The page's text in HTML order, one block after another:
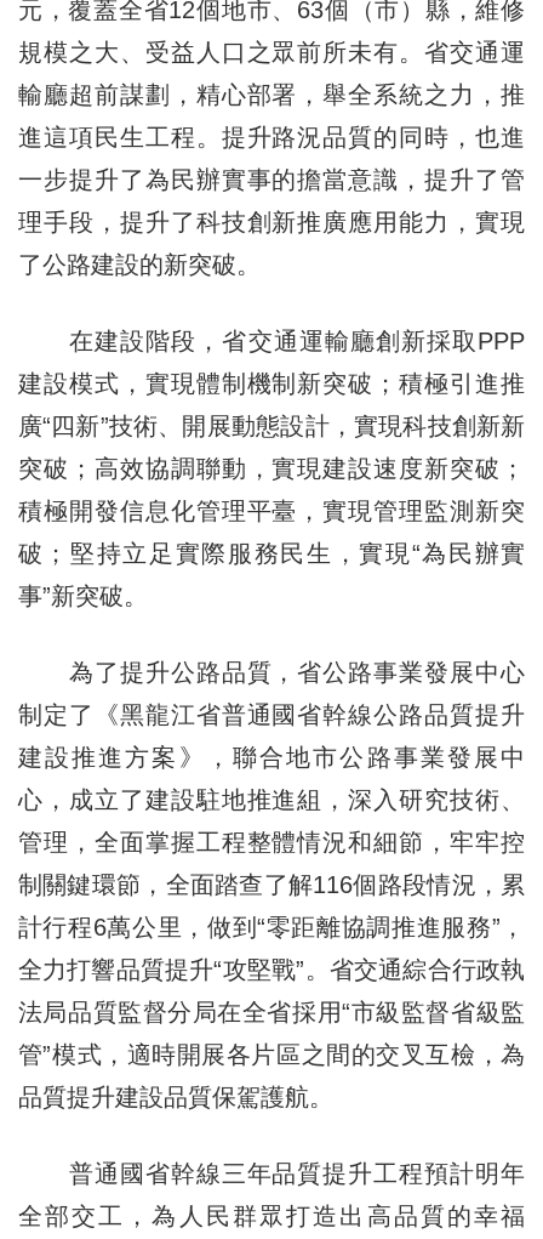
元，覆蓋全省12個地市、63個（市）縣，維修
規模之大、受益人口之眾前所未有。省交通運
輸廳超前謀劃，精心部署，舉全系統之力，推
進這項民生工程。提升路況品質的同時，也進
一步提升了為民辦實事的擔當意識，提升了管
理手段，提升了科技創新推廣應用能力，實現
了公路建設的新突破。
在建設階段，省交通運輸廳創新採取PPP
建設模式，實現體制機制新突破；積極引進推
廣“四新”技術、開展動態設計，實現科技創新新
突破；高效協調聯動，實現建設速度新突破；
積極開發信息化管理平臺，實現管理監測新突
破；堅持立足實際服務民生，實現“為民辦實
事”新突破。
為了提升公路品質，省公路事業發展中心
制定了《黑龍江省普通國省幹線公路品質提升
建設推進方案》，聯合地市公路事業發展中
心，成立了建設駐地推進組，深入研究技術、
管理，全面掌握工程整體情況和細節，牢牢控
制關鍵環節，全面踏查了解116個路段情況，累
計行程6萬公里，做到“零距離協調推進服務”，
全力打響品質提升“攻堅戰”。省交通綜合行政執
法局品質監督分局在全省採用“市級監督省級監
管”模式，適時開展各片區之間的交叉互檢，為
品質提升建設品質保駕護航。
普通國省幹線三年品質提升工程預計明年
全部交工，為人民群眾打造出高品質的幸福